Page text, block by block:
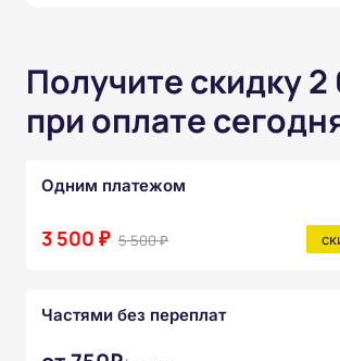
Получите скидку
при оплате
Одним платежом
3 500 ₽ 5 500 ₽
Частями без переплат